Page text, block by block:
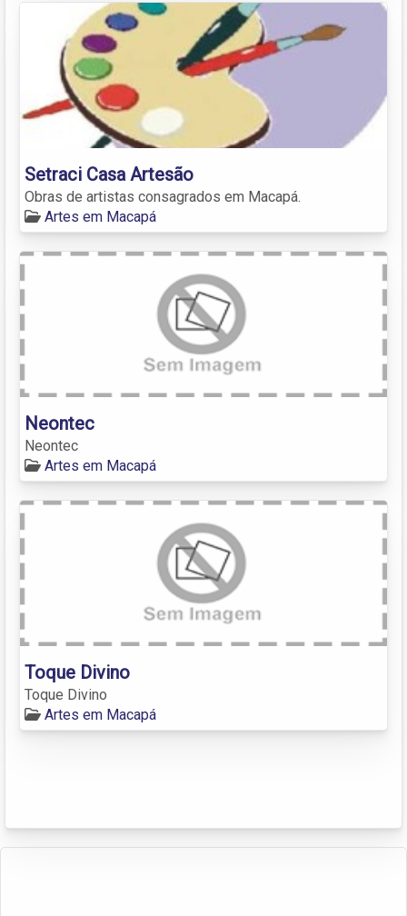
Setraci Casa Artesão
Obras de artistas consagrados em Macapá.
Artes em Macapá
Neontec
Neontec
Artes em Macapá
Toque Divino
Toque Divino
Artes em Macapá